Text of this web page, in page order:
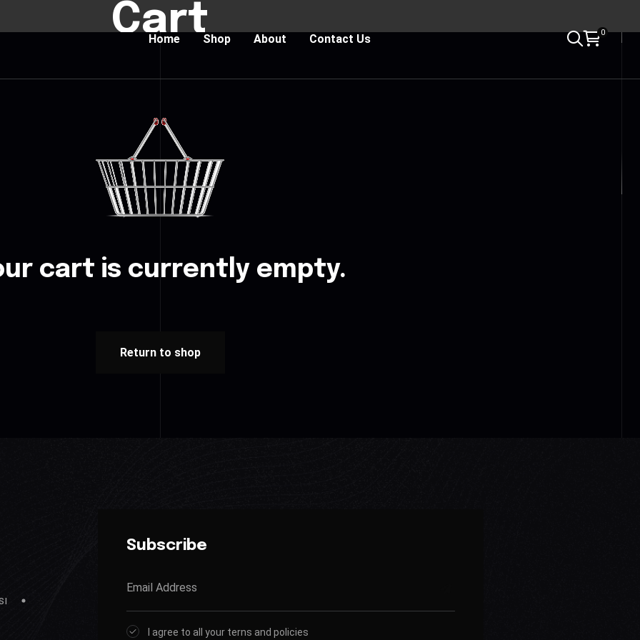
Home Shop About Contact Us 0
Cart
cart is currently empty.
Return to shop
Subscribe
I agree to all your terns and policies